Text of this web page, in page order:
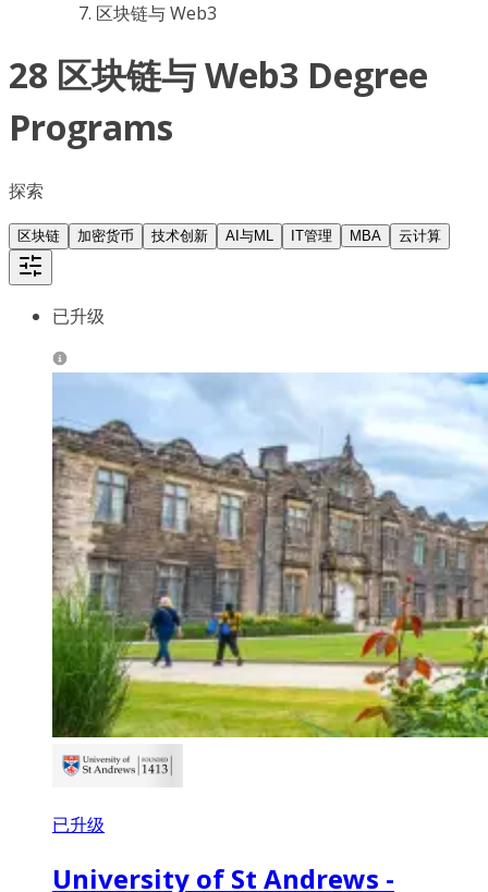
区块链与 Web3
28 区块链与 Web3 Degree
Programs
探索
区块链 加密货币 技术创新 AI与ML IT管理 MBA 云计算
已升级
已升级
University of St Andrews -